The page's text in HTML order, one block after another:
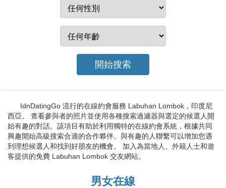
IdnDatingGo 流行的在線約會服務 Labuhan Lombok，印度尼
西亞。 查看參與者的照片並使用各種搜索過濾器與選定的候選人開
始有趣的對話。該項目有助於利用獨特的在線約會系統，根據共同
興趣開始高級搜索合適的合作夥伴。與有趣的人聯繫可以增加您遇
到理想候選人和找到好朋友的機會。 加入為當地人、外籍人士和遊
客提供的免費 Labuhan Lombok 交友網站。
男女在線